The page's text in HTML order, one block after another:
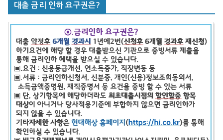
대출 금리 인하 요구권은?